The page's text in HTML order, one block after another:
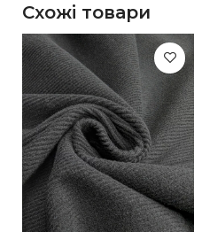
Схожі товари